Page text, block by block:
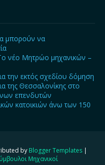
μπορούν να
νέο Μητρώο μηχανικών –
την εκτός σχεδίου δόμηση
της Θεσσαλονίκης στο
επενδυτών
κατοικιών άνω των 150
by Blogger Templates |
Μηχανικοί